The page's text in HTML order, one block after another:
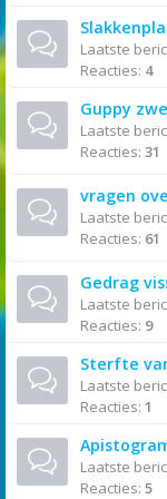
Laatste
Reacties: 4
Guppy
Laatste
Reacties: 31
vragen
Laatste
Reacties: 61
Gedrag
Laatste
Reacties: 9
Sterfte
Laatste
Reacties: 1
Laatste
Reacties: 5